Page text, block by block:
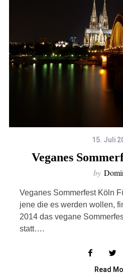
15. Juli
Veganes
by
Veganes Sommerfest Köln
jene die es werden wollen,
2014 das vegane
statt….
Read